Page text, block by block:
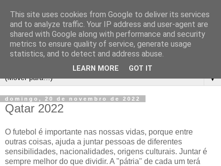
▼
domingo, 20 de novembro de 2022
Qatar 2022
O futebol é importante nas nossas vidas, porque entre
outras coisas, ajuda a juntar pessoas de diferentes
sensibilidades, nacionalidades, origens culturais. Juntar é
sempre melhor do que dividir. A "pátria" de cada um terá
This site uses cookies from Google to deliver its services
and to analyze traffic. Your IP address and user-agent are
shared with Google along with performance and security
metrics to ensure quality of service, generate usage
statistics, and to detect and address abuse.
LEARN MORE GOT IT